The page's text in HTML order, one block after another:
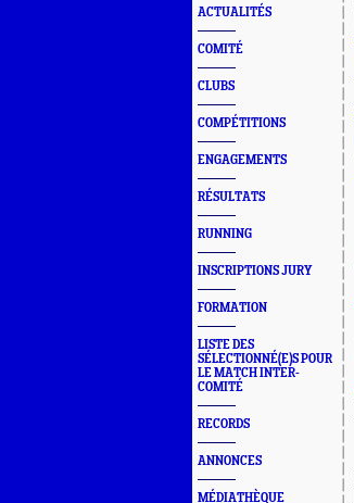
ACTUALITÉS
COMITÉ
CLUBS
COMPÉTITIONS
ENGAGEMENTS
RÉSULTATS
RUNNING
INSCRIPTIONS JURY
FORMATION
LISTE DES
SÉLECTIONNÉ(E)S POUR
LE MATCH INTER-
COMITÉ
RECORDS
ANNONCES
MÉDIATHÈQUE